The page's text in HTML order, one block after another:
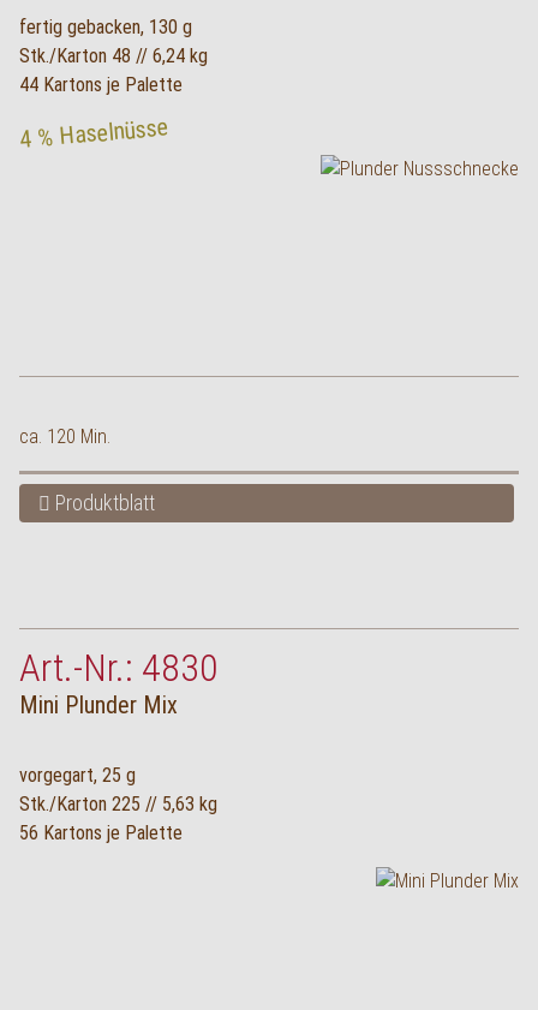
fertig gebacken, 130 g
Stk./Karton 48 // 6,24 kg
44 Kartons je Palette
4 % Haselnüsse
ca. 120 Min.
Produktblatt
Art.-Nr.: 4830
Mini Plunder Mix
vorgegart, 25 g
Stk./Karton 225 // 5,63 kg
56 Kartons je Palette